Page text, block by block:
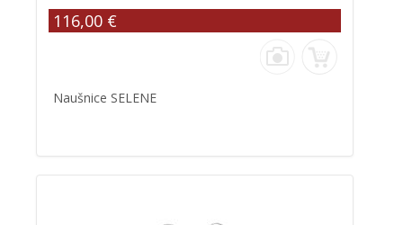
116,00 €
Naušnice SELENE